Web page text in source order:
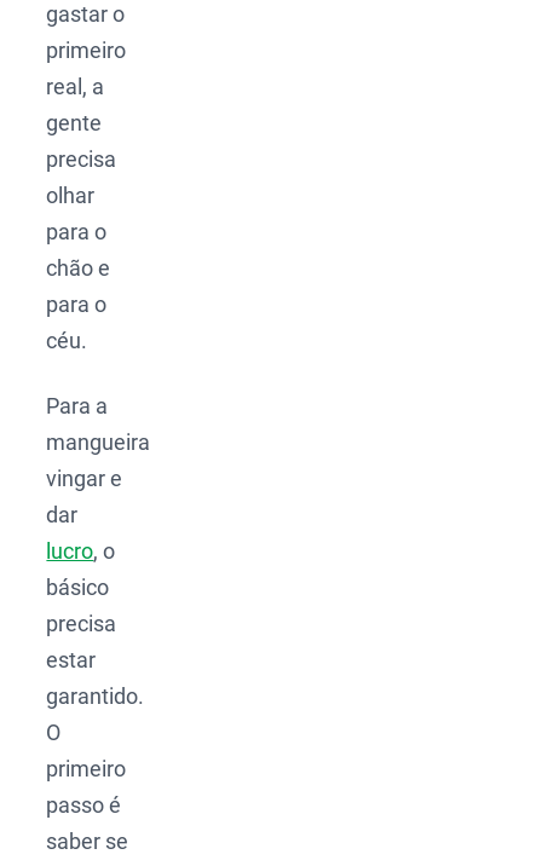
gastar o
primeiro
real, a
gente
precisa
olhar
para o
chão e
para o
céu.
Para a
mangueira
vingar e
dar
lucro, o
básico
precisa
estar
garantido.
O
primeiro
passo é
saber se